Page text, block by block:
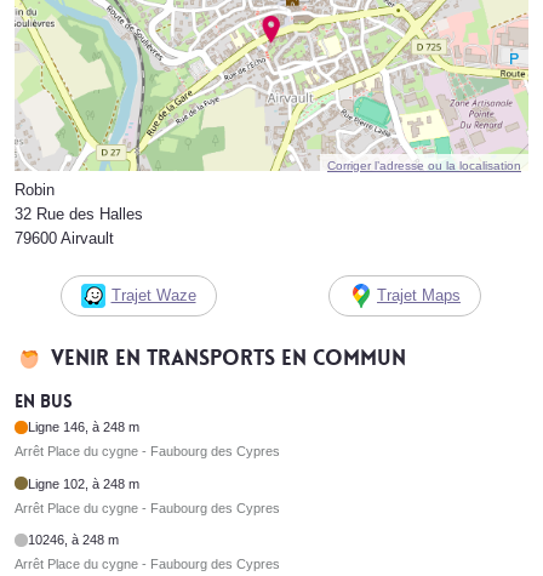
Corriger l’adresse ou la localisation
Robin
32 Rue des Halles
79600 Airvault
Trajet Waze Trajet Maps
Venir en transports en commun
En bus
Ligne 146, à 248 m
Arrêt Place du cygne - Faubourg des Cypres
Ligne 102, à 248 m
Arrêt Place du cygne - Faubourg des Cypres
10246, à 248 m
Arrêt Place du cygne - Faubourg des Cypres